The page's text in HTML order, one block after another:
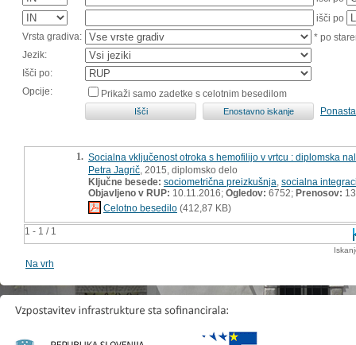
išči po
Vrsta gradiva:
* po
Jezik:
Išči po:
Opcije:
Prikaži samo zadetke s celotnim besedilom
1 - 1 / 1
1. Socialna vključenost otroka s hemofilijo v vrtcu : diplomska
Petra Jagrič , 2015, diplomsko delo
Ključne besede: sociometrična preizkušnja socialna
Objavljeno v RUP: 10.11.2016; Ogledov: 6752; Prenosov:
Celotno besedilo (412,87 KB)
Na vrh